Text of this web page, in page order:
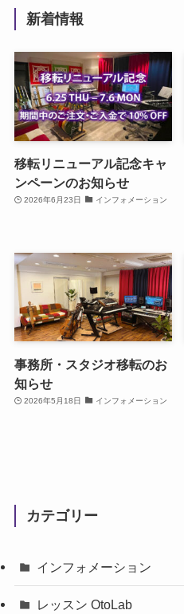
新着情報
移転リニューアル記念キャ
ンペーンのお知らせ
2026年6月23日 インフォメーション
事務所・スタジオ移転のお
知らせ
2026年5月18日 インフォメーション
カテゴリー
インフォメーション
レッスン OtoLab